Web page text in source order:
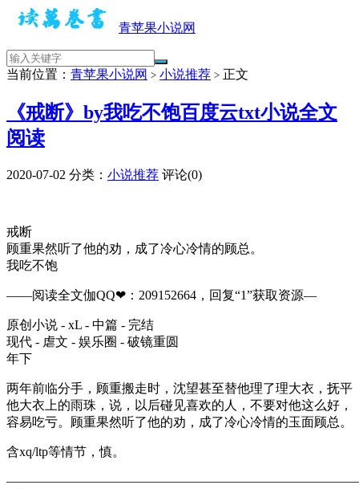
青苹果小说网
当前位置： 青苹果小说网 > 小说推荐 > 正文
《戒断》by我吃不饱百度云txt小说全文
阅读
2020-07-02 分类： 小说推荐 评论(0)
戒断
顾重果然听了他的劝，成了冷心冷情的顾总。
我吃不饱
——阅读全文伽QQ❤：209152664，回复“1”获取资源—
原创小说 - xL - 中篇 - 完结
现代 - 虐文 - 娱乐圈 - 破镜重圆
年下
两年前临分手，顾重搬走时，沈望甚至替他理了理大衣，抚平
他大衣上的雨珠，说，以后碰见喜欢的人，不要对他这么好，
容易吃亏。顾重果然听了他的劝，成了冷心冷情的玉面顾总。
含xq/ltp等情节，慎。